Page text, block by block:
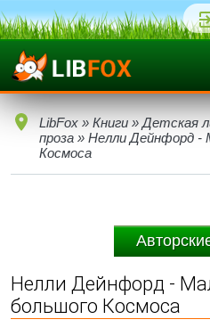
LibFox » Книги » Детская
проза » Нелли Дейнфорд -
Космоса
Нелли Дейнфорд -
большого Космоса